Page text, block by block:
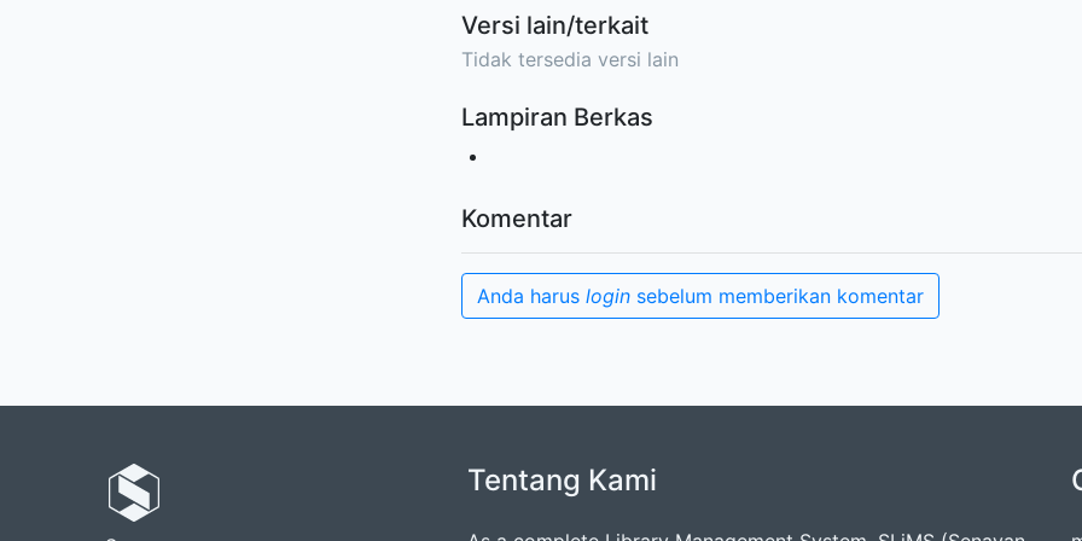
Versi lain/terkait
Tidak tersedia versi lain
Lampiran Berkas
Komentar
Anda harus login sebelum memberikan komentar
Tentang Kami